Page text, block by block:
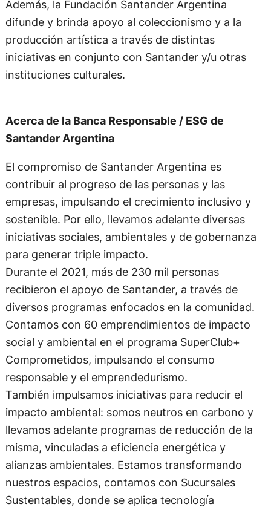
Además, la Fundación Santander Argentina
difunde y brinda apoyo al coleccionismo y a la
producción artística a través de distintas
iniciativas en conjunto con Santander y/u otras
instituciones culturales.
Acerca de la Banca Responsable / ESG de
Santander Argentina
El compromiso de Santander Argentina es
contribuir al progreso de las personas y las
empresas, impulsando el crecimiento inclusivo y
sostenible. Por ello, llevamos adelante diversas
iniciativas sociales, ambientales y de gobernanza
para generar triple impacto.
Durante el 2021, más de 230 mil personas
recibieron el apoyo de Santander, a través de
diversos programas enfocados en la comunidad.
Contamos con 60 emprendimientos de impacto
social y ambiental en el programa SuperClub+
Comprometidos, impulsando el consumo
responsable y el emprendedurismo.
También impulsamos iniciativas para reducir el
impacto ambiental: somos neutros en carbono y
llevamos adelante programas de reducción de la
misma, vinculadas a eficiencia energética y
alianzas ambientales. Estamos transformando
nuestros espacios, contamos con Sucursales
Sustentables, donde se aplica tecnología